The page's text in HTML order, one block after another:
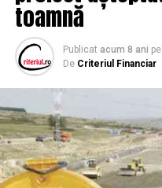
toamnă
Publicat acum 8 ani pe
De Criteriul Financiar